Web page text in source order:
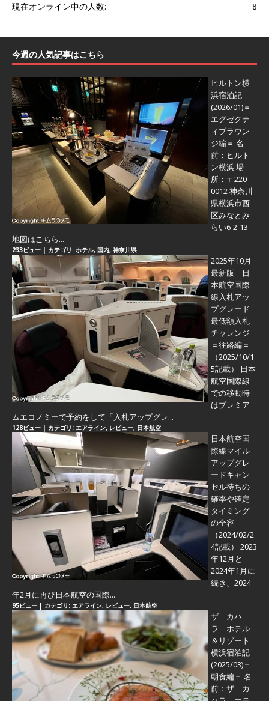
8
現在オンライン中の人数:
今週の人気記事はこちら
ヒルトン横
浜宿泊記
(2026/01)＝
エグゼクテ
ィブラウン
ジ編＝ 名
前：ヒルト
ン横浜 場
所：〒220-
0012 神奈川
県横浜市西
区みなとみ
らい6-2-13
地図はこちら...
233ビュー | カテゴリ: ホテル, 国内, 神奈川県
2025年10月
最新版 日
本航空国際
線入札アッ
プグレード
最低額入札
チャレンジ
＝往路編＝
（2025/10/1
5記載） 日本
航空国際線
での移動時
はプレミア
ムエコノミーで予約をして「入札アップグレ...
128ビュー | カテゴリ: エアライン, レビュー, 日本航空
日本航空国
際線マイル
アップグレ
ードキャン
セル待ちの
確率や確定
タイミング
の全容
（2024/02/2
4記載） 2023
年12月と
2024年1月に
続き、2024
年2月に再び日本航空の国際...
95ビュー | カテゴリ: エアライン, レビュー, 日本航空
ザ カハ
ラ ホテル
＆リゾート
横浜宿泊記
(2025/03)＝
朝食編＝ 名
前：ザ カ